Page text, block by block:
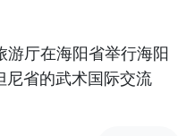
游厅在海阳省举行海阳
尼省的武术国际交流